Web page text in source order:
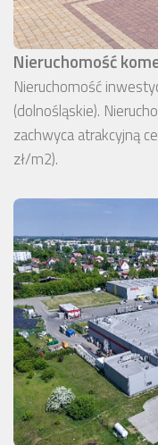
Nieruchomość
Nieruchomość
(dolnośląskie).
zachwyca atrakcyjną
zł/m2).